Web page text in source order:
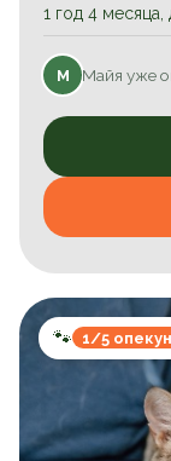
1 год 4 месяца,
М Майя уже
🐾 1/5